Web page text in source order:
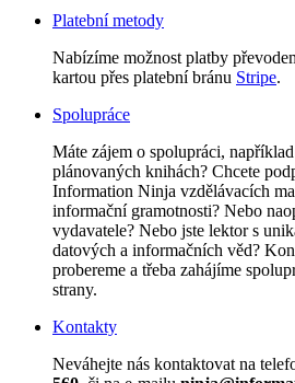
Platební metody
Nabízíme možnost platby
kartou přes platební bránu Stripe.
Spolupráce
Máte zájem o spolupráci,
plánovaných knihách? Chcete
Information Ninja vzdělávacích
informační gramotnosti? Nebo
vydavatele? Nebo jste lektor s
datových a informačních věd?
probereme a třeba zahájíme
strany.
Kontakty
Neváhejte nás kontaktovat na